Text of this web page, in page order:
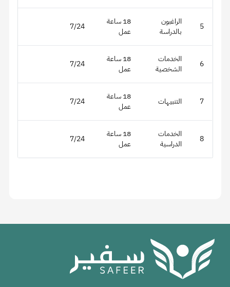
5
الراغبون
بالدراسة
18 ساعة
عمل
7/24
6
الخدمات
الشخصية
18 ساعة
عمل
7/24
7 التنبيهات
18 ساعة
عمل
7/24
8
الخدمات
الدراسية
18 ساعة
عمل
7/24